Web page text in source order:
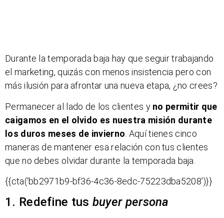
Durante la temporada baja hay que seguir trabajando
el marketing, quizás con menos insistencia pero con
más ilusión para afrontar una nueva etapa, ¿no crees?
Permanecer al lado de los clientes y no permitir que
caigamos en el olvido es nuestra misión durante
los duros meses de invierno . Aquí tienes cinco
maneras de mantener esa relación con tus clientes
que no debes olvidar durante la temporada baja.
{{cta(‘bb2971b9-bf36-4c36-8edc-75223dba5208’)}}
1. Redefine tus buyer persona